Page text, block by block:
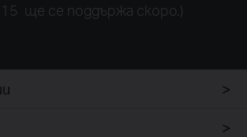
ще се поддържа скоро.)